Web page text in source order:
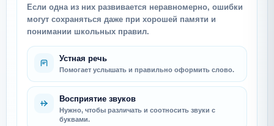
Если одна из них развивается неравномерно, ошибки
могут сохраняться даже при хорошей памяти и
понимании школьных правил.
Устная речь
Помогает услышать и правильно оформить слово.
Восприятие звуков
Нужно, чтобы различать и соотносить звуки с
буквами.